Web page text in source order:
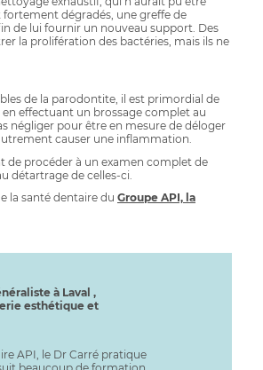
dégradés, une greffe de
de lui fournir un nouveau support. Des
la prolifération des bactéries, mais ils ne
de la parodontite, il est primordial de
effectuant un brossage complet au
négliger pour être en mesure de déloger
causer une inflammation.
de procéder à un examen complet de
détartrage de celles-ci.
la santé dentaire du Groupe API, la
à Laval ,
esthétique et
API, le Dr Carré pratique